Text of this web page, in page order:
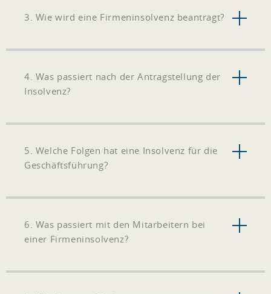
3. Wie wird eine Firmeninsolvenz beantragt?
4. Was passiert nach der Antragstellung der
Insolvenz?
5. Welche Folgen hat eine Insolvenz für die
Geschäftsführung?
6. Was passiert mit den Mitarbeitern bei
einer Firmeninsolvenz?